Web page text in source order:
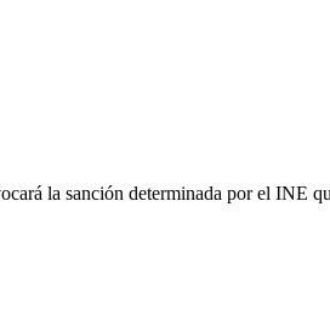
la sanción determinada por el INE